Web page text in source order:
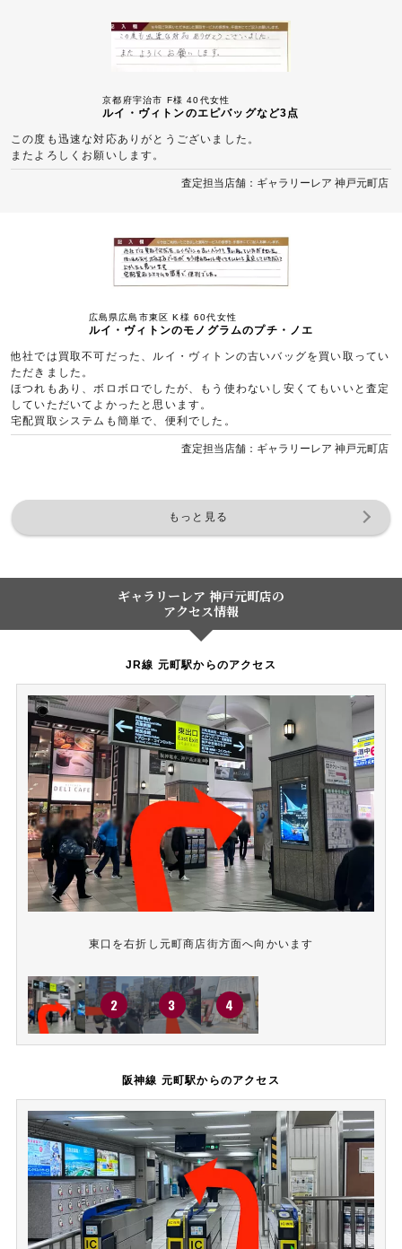
京都府宇治市 F様 40代女性
ルイ・ヴィトンのエピバッグなど3点
この度も迅速な対応ありがとうございました。
またよろしくお願いします。
査定担当店舗：ギャラリーレア 神戸元町店
広島県広島市東区 K様 60代女性
ルイ・ヴィトンのモノグラムのプチ・ノエ
他社では買取不可だった、ルイ・ヴィトンの古いバッグを買い取ってい
ただきました。
ほつれもあり、ボロボロでしたが、もう使わないし安くてもいいと査定
していただいてよかったと思います。
宅配買取システムも簡単で、便利でした。
査定担当店舗：ギャラリーレア 神戸元町店
もっと見る
ギャラリーレア 神戸元町店の
アクセス情報
JR線 元町駅からのアクセス
東口を右折し元町商店街方面へ向かいます
阪神線 元町駅からのアクセス